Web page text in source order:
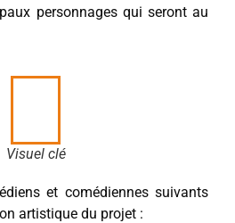
personnages qui seront au
Visuel clé
et comédiennes suivants
artistique du projet :